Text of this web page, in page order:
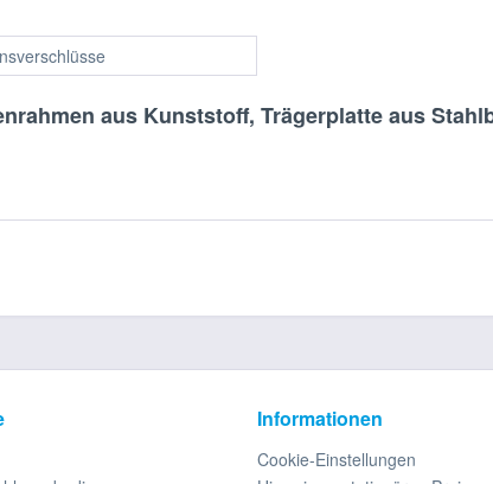
aus Kunststoff, Trägerplatte aus
Informationen
Cookie-Einstellungen